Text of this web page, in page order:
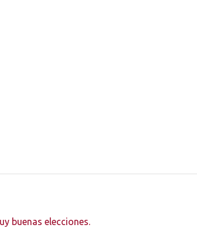
buenas elecciones.